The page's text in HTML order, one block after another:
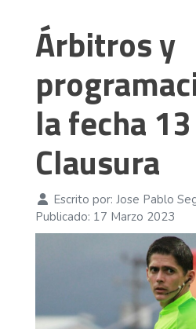
Árbitros y
la fecha
Clausura
Escrito por: Jose Pablo
Publicado: 17 Marzo 2023